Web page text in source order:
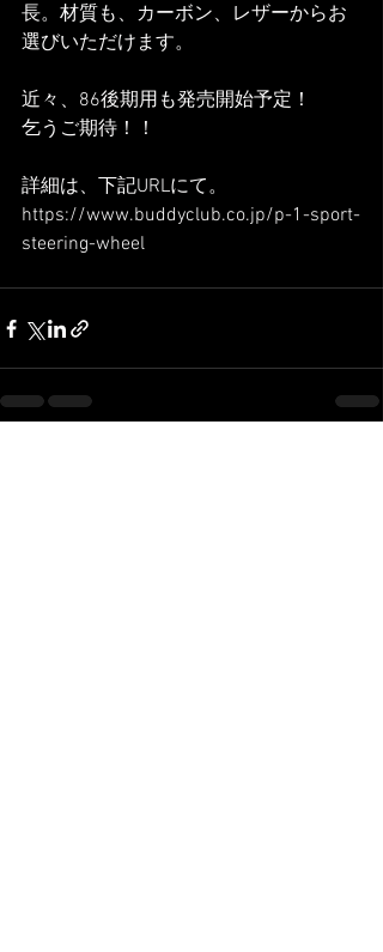
長。材質も、カーボン、レザーからお
選びいただけます。
近々、86後期用も発売開始予定！
乞うご期待！！
詳細は、下記URLにて。
https://www.buddyclub.co.jp/p-1-sport-
steering-wheel